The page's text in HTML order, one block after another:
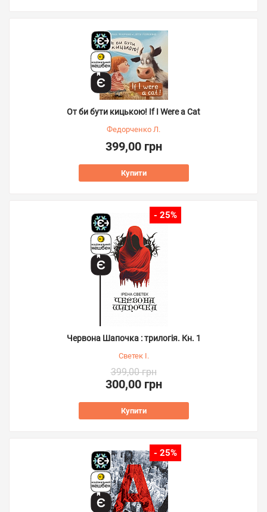
От би бути кицькою! If I Were a Cat
Федорченко Л.
399,00 грн
Купити
- 25%
Червона Шапочка : трилогія. Кн. 1
Светек І.
399,00 грн
300,00 грн
Купити
- 25%